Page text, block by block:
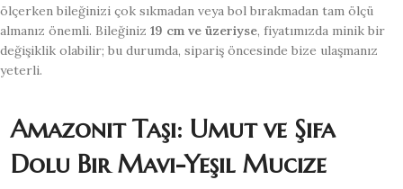
ölçerken bileğinizi çok sıkmadan veya bol bırakmadan tam ölçü
almanız önemli. Bileğiniz 19 cm ve üzeriyse, fiyatımızda minik bir
değişiklik olabilir; bu durumda, sipariş öncesinde bize ulaşmanız
yeterli.
Amazonit Taşı: Umut ve Şifa
Dolu Bir Mavi-Yeşil Mucize